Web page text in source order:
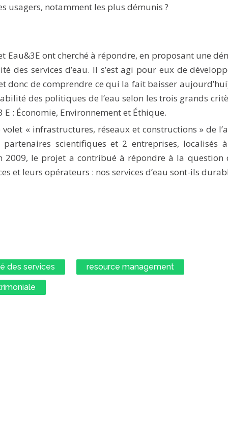
usagers, notamment les plus démunis ?
Eau&3E ont cherché à répondre, en proposant une
des services d’eau. Il s’est agi pour eux de
donc de comprendre ce qui la fait baisser
des politiques de l’eau selon les trois grands
: Économie, Environnement et Éthique.
« infrastructures, réseaux et constructions » de
scientifiques et 2 entreprises, localisés
2009, le projet a contribué à répondre à la question
et leurs opérateurs : nos services d’eau sont-ils
des services resource management